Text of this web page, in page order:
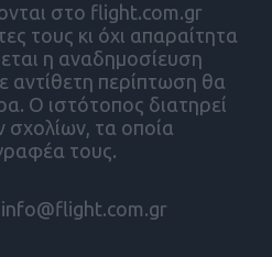
στο flight.com.gr
τους κι όχι απαραίτητα
η αναδημοσίευση
αντίθετη περίπτωση θα
Ο ιστότοπος διατηρεί
σχολίων, τα οποία
τους.
info@flight.com.gr